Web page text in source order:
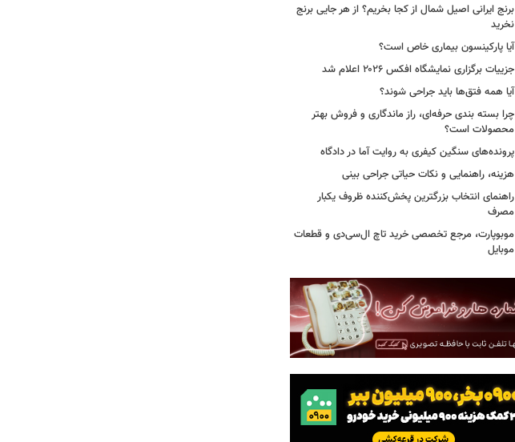
برنج ایرانی اصیل شمال از کجا بخریم؟ از هر جایی برنج
نخرید
آیا پارکینسون بیماری خاص است؟
جزییات برگزاری نمایشگاه افکس ۲۰۲۶ اعلام شد
آیا همه فتق‌ها باید جراحی شوند؟
چرا بسته‌ بندی حرفه‌ای، راز ماندگاری و فروش بهتر
محصولات است؟
پرونده‌های سنگین کیفری به روایت آما در دادگاه
هزینه، راهنمایی و نکات حیاتی جراحی بینی
راهنمای انتخاب بزرگترین پخش‌کننده ظروف یکبار
مصرف
موبوپارت، مرجع تخصصی خرید تاچ ال‌سی‌دی و قطعات
موبایل